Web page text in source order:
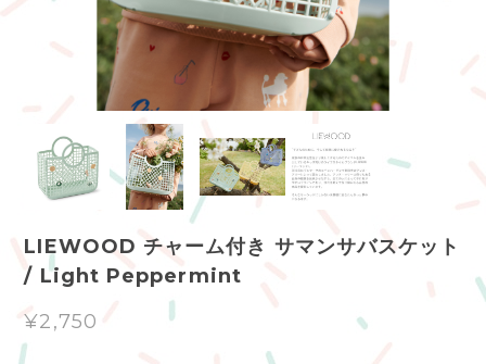
LIEWOOD チャーム付き サマンサバスケット
/ Light Peppermint
¥2,750